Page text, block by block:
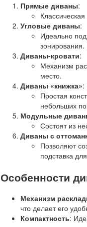
Прямые диваны:
Угловые диваны:
Идеально
зонирования.
Диваны-кровати:
Механизм
место.
Диваны «книжка»:
Простая
небольших
Модульные
Состоят из
Диваны с
Позволяют
подставка
Особенности
Механизм
что делает его
Компактность: